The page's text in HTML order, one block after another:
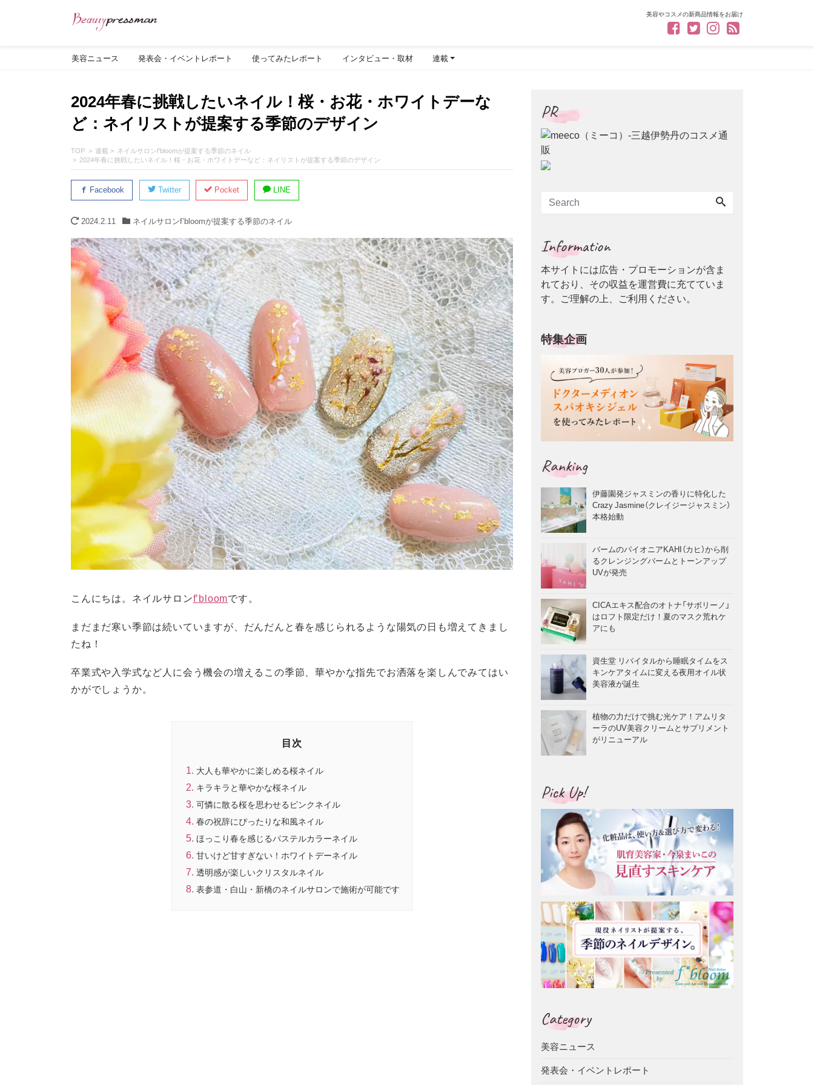
美容やコスメの新商品情報をお届け
美容ニュース 発表会・イベントレポート 使ってみたレポート インタビュー・取材 連載
2024年春に挑戦したいネイル！桜・お花・ホワイトデーな
ど：ネイリストが提案する季節のデザイン
TOP 連載
ネイルサロンf’bloomが提案する季節のネイル
2024年春に挑戦したいネイル！桜・お花・ホワイトデーなど：ネイリストが提案する季節のデザイン
Facebook Twitter Pocket LINE
2024.2.11 ネイルサロンf’bloomが提案する季節のネイル
こんにちは。ネイルサロンf’bloomです。
まだまだ寒い季節は続いていますが、だんだんと春を感じられるような陽気の日も増えてきまし
たね！
卒業式や入学式など人に会う機会の増えるこの季節、華やかな指先でお洒落を楽しんでみてはい
かがでしょうか。
目次
大人も華やかに楽しめる桜ネイル
キラキラと華やかな桜ネイル
可憐に散る桜を思わせるピンクネイル
春の祝辞にぴったりな和風ネイル
ほっこり春を感じるパステルカラーネイル
甘いけど甘すぎない！ホワイトデーネイル
透明感が楽しいクリスタルネイル
表参道・白山・新橋のネイルサロンで施術が可能です
PR
Information
本サイトには広告・プロモーションが含ま
れており、その収益を運営費に充てていま
す。ご理解の上、ご利用ください。
特集企画
Ranking
伊藤園発ジャスミンの香りに特化した
Crazy Jasmine（クレイジージャスミン）
本格始動
バームのパイオニアKAHI（カヒ）から削
るクレンジングバームとトーンアップ
UVが発売
CICAエキス配合のオトナ「サボリーノ」
はロフト限定だけ！夏のマスク荒れケ
アにも
資生堂 リバイタルから睡眠タイムをス
キンケアタイムに変える夜用オイル状
美容液が誕生
植物の力だけで挑む光ケア！アムリタ
ーラのUV美容クリームとサプリメント
がリニューアル
Pick Up!
Category
美容ニュース
発表会・イベントレポート